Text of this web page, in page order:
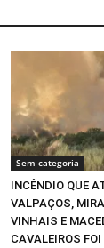
Sem categoria
INCÊNDIO QUE
VALPAÇOS,
VINHAIS E
CAVALEIROS